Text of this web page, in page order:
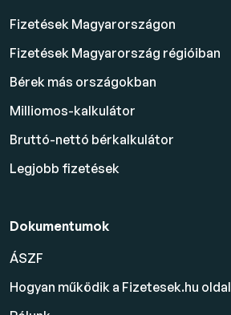
Fizetések Magyarországon
Fizetések Magyarország régióiban
Bérek más országokban
Milliomos-kalkulátor
Bruttó-nettó bérkalkulátor
Legjobb fizetések
Dokumentumok
ÁSZF
Hogyan működik a Fizetesek.hu oldal